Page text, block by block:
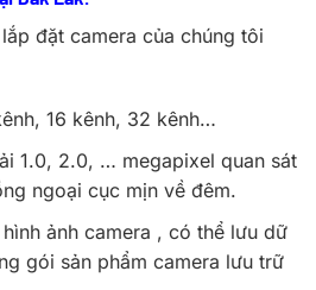
đặt camera của chúng tôi
16 kênh, 32 kênh…
1.0, 2.0, … megapixel quan sát
ngoại cục mịn về đêm.
ảnh camera , có thể lưu dữ
gói sản phẩm camera lưu trữ